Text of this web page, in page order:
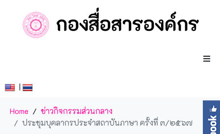
|
Home
ข่าวกิจกรรมส่วนกลาง
ประชุมบุคลากรประจำสถาบันภาษา ครั้งที่ ๓/๒๕๖๗